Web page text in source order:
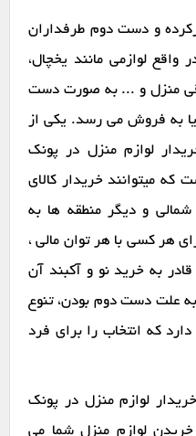
و دست دوم طرفداران
لوازمی مانند یخچال،
منزل و ... به صورت دست
به فروش می رسد. یکی از
لوازم منزل در پونک
میتوانند خریدار کالای
و دیگر منطقه ها به
هر کسی با هر توان مالی ،
به خرید نو و آکبند آن
به علت دست دوم بودن، تنوع
که انتخاب را برای فرد
لوازم منزل در پونک
خریدن لوازم منزل شما می